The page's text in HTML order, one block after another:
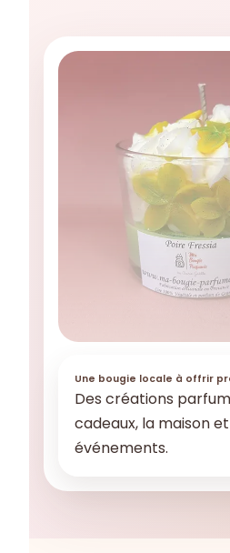
Une bougie locale à offrir
Des créations
cadeaux, la maison
événements.